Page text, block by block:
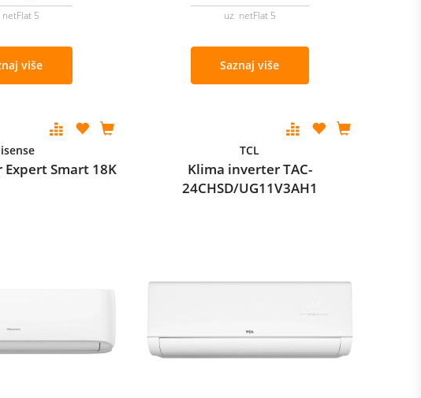
5
više
uz netFlat 5
Saznaj više
Smart 18K
TCL
Klima inverter TAC-
24CHSD/UG11V3AH1